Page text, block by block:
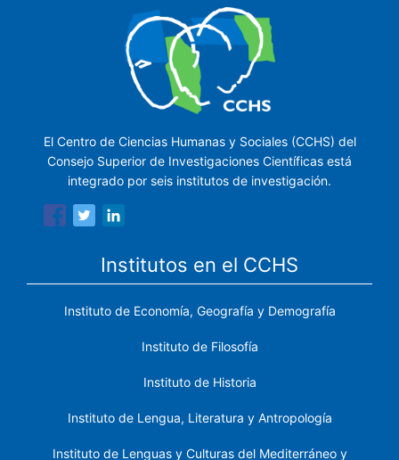
El Centro de Ciencias Humanas y Sociales (CCHS) del
Consejo Superior de Investigaciones Científicas está
integrado por seis institutos de investigación.
Institutos en el CCHS
Instituto de Economía, Geografía y Demografía
Instituto de Filosofía
Instituto de Historia
Instituto de Lengua, Literatura y Antropología
Instituto de Lenguas y Culturas del Mediterráneo y